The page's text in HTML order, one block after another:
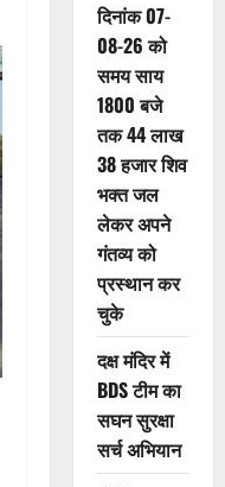
दिनांक 07-
08-26 को
समय साय
1800 बजे
तक 44 लाख
38 हजार शिव
भक्त जल
लेकर अपने
गंतव्य को
प्रस्थान कर
चुके
दक्ष मंदिर में
BDS टीम का
सघन सुरक्षा
सर्च अभियान